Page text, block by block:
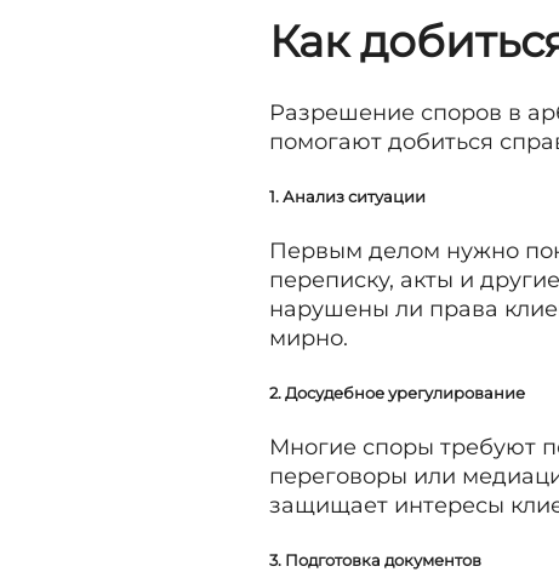
Как
Разрешение споров в
помогают добиться
1. Анализ ситуации
Первым делом нужно
переписку, акты и
нарушены ли права
мирно.
2. Досудебное урегулирование
Многие споры требуют
переговоры или
защищает интересы
3. Подготовка документов